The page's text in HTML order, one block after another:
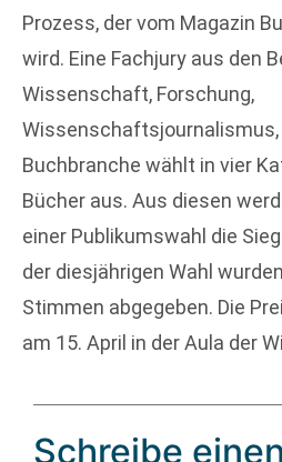
Prozess, der vom Magazin
wird. Eine Fachjury aus den
Wissenschaft, Forschung,
Wissenschaftsjournalismus,
Buchbranche wählt in vier
Bücher aus. Aus diesen
einer Publikumswahl die
der diesjährigen Wahl
Stimmen abgegeben. Die
am 15. April in der Aula der
Schreibe einen